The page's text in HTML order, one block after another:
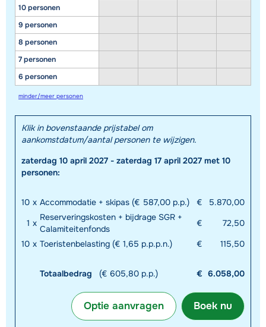
10 personen
9 personen
8 personen
7 personen
6 personen
minder/meer personen
Klik in bovenstaande prijstabel om
aankomstdatum/aantal personen te wijzigen.
zaterdag 10 april 2027 - zaterdag 17 april 2027 met 10
personen:
10 x Accommodatie + skipas (€ 587,00 p.p.) €
5.870,00
1 x
Reserveringskosten + bijdrage SGR +
Calamiteitenfonds
€
72,50
10 x Toeristenbelasting (€ 1,65 p.p.p.n.) € 115,50
Totaalbedrag (€ 605,80 p.p.) € 6.058,00
Boek nu
Optie aanvragen